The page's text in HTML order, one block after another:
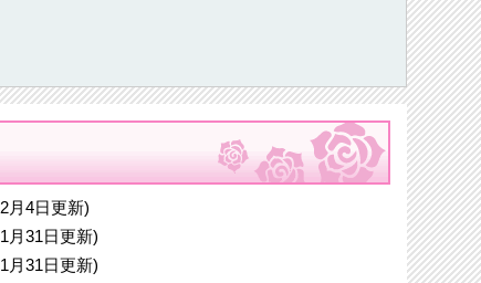
月4日更新)
月31日更新)
月31日更新)